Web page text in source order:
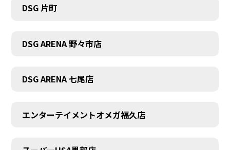
DSG 片町
DSG ARENA 野々市店
DSG ARENA 七尾店
エンターテイメントオメガ福久店